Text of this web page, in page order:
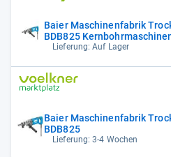
Baier Maschinenfabrik
BDB825
Lieferung: Auf Lager
Baier Maschinenfabrik
BDB825
Lieferung: 3-4 Wochen